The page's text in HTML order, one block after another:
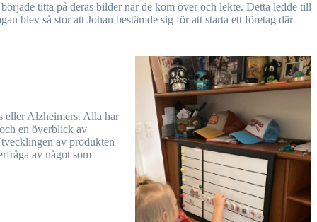
titta på deras bilder när de kom över och lekte. Detta ledde till
blev så stor att Johan bestämde sig för att starta ett företag där
eller Alzheimers. Alla har
en överblick av
av produkten
av något som